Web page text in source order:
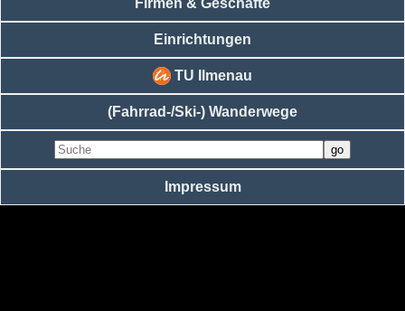
Firmen & Geschäfte
Einrichtungen
TU Ilmenau
(Fahrrad-/Ski-) Wanderwege
Impressum